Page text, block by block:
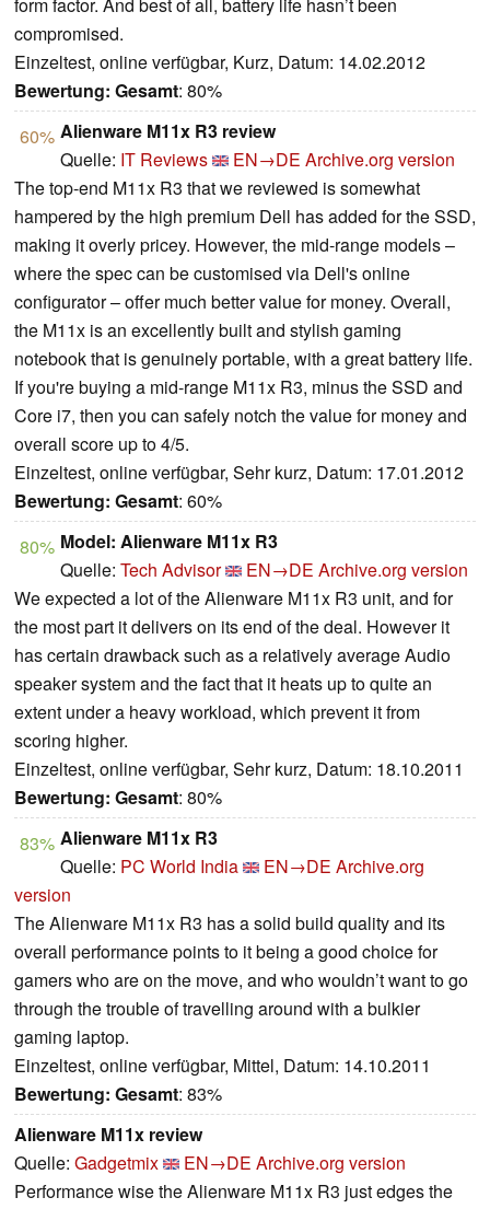
form factor. And best of all, battery life hasn’t been
compromised.
Einzeltest, online verfügbar, Kurz, Datum: 14.02.2012
Bewertung: Gesamt: 80%
60% Alienware M11x R3 review
Quelle: IT Reviews EN→DE Archive.org version
The top-end M11x R3 that we reviewed is somewhat
hampered by the high premium Dell has added for the SSD,
making it overly pricey. However, the mid-range models –
where the spec can be customised via Dell's online
configurator – offer much better value for money. Overall,
the M11x is an excellently built and stylish gaming
notebook that is genuinely portable, with a great battery life.
If you're buying a mid-range M11x R3, minus the SSD and
Core i7, then you can safely notch the value for money and
overall score up to 4/5.
Einzeltest, online verfügbar, Sehr kurz, Datum: 17.01.2012
Bewertung: Gesamt: 60%
80% Model: Alienware M11x R3
Quelle: Tech Advisor EN→DE Archive.org version
We expected a lot of the Alienware M11x R3 unit, and for
the most part it delivers on its end of the deal. However it
has certain drawback such as a relatively average Audio
speaker system and the fact that it heats up to quite an
extent under a heavy workload, which prevent it from
scoring higher.
Einzeltest, online verfügbar, Sehr kurz, Datum: 18.10.2011
Bewertung: Gesamt: 80%
83% Alienware M11x R3
Quelle: PC World India EN→DE Archive.org
version
The Alienware M11x R3 has a solid build quality and its
overall performance points to it being a good choice for
gamers who are on the move, and who wouldn’t want to go
through the trouble of travelling around with a bulkier
gaming laptop.
Einzeltest, online verfügbar, Mittel, Datum: 14.10.2011
Bewertung: Gesamt: 83%
Alienware M11x review
Quelle: Gadgetmix EN→DE Archive.org version
Performance wise the Alienware M11x R3 just edges the